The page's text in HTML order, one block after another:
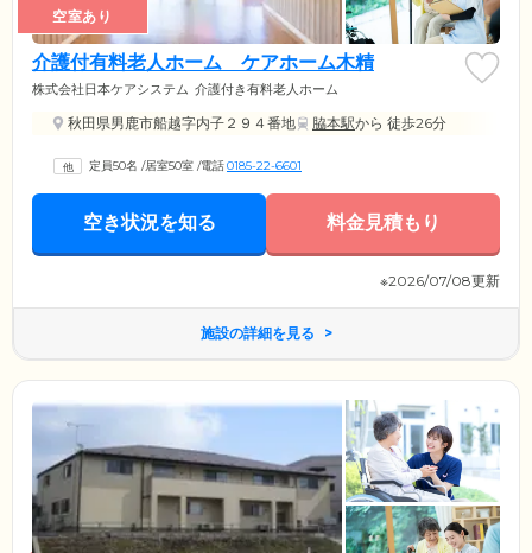
空室あり
介護付有料老人ホーム ケアホーム木精
株式会社日本ケアシステム 介護付き有料老人ホーム
秋田県男鹿市船越字内子２９４番地 脇本駅から 徒歩26分
定員50名 /居室50室 /電話0185-22-6601
空き状況を知る 料金見積もり
※2026/07/08更新
施設の詳細を見る